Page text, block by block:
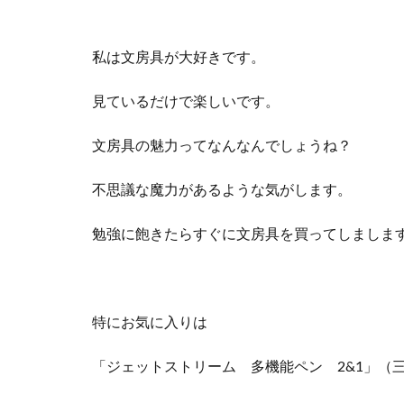
私は文房具が大好きです。
見ているだけで楽しいです。
文房具の魅力ってなんなんでしょうね？
不思議な魔力があるような気がします。
勉強に飽きたらすぐに文房具を買ってしましま
特にお気に入りは
「ジェットストリーム 多機能ペン 2&1」（三